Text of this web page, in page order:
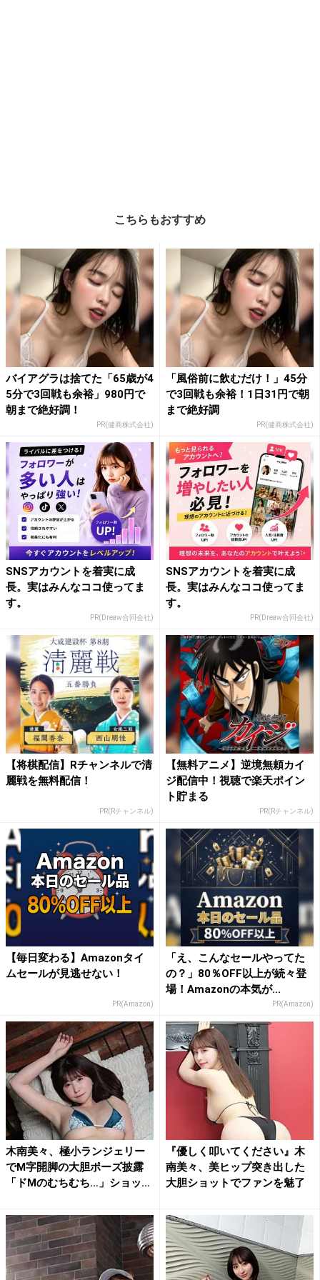
こちらもおすすめ
バイアグラは捨てた「65歳が4
5分で3回戦も余裕」980円で
朝まで絶好調！
PR(健商株式会社)
「風俗前に飲むだけ！」45分
で3回戦も余裕！1日31円で朝
まで絶好調
PR(健商株式会社)
SNSアカウントを着実に成
長。実はみんなココ使ってま
す。
PR(Dreaw合同会社)
SNSアカウントを着実に成
長。実はみんなココ使ってま
す。
PR(Dreaw合同会社)
【将棋配信】Rチャンネルで清
麗戦を無料配信！
PR(Rチャンネル)
【無料アニメ】逆境無頼カイ
ジ配信中！視聴で楽天ポイン
ト貯まる
PR(Rチャンネル)
【毎日変わる】Amazonタイ
ムセールが見逃せない！
PR(Amazon)
「え、こんなセールやってた
の？」80％OFF以上が続々登
場！Amazonの本気が...
PR(Amazon)
木南美々、極小ランジェリー
でM字開脚の大胆ポーズ披露
「ドMのむちむち…」ショッ
『優しく叩いてください』木
南美々、美ヒップ突き出した
大胆ショットでファンを魅了